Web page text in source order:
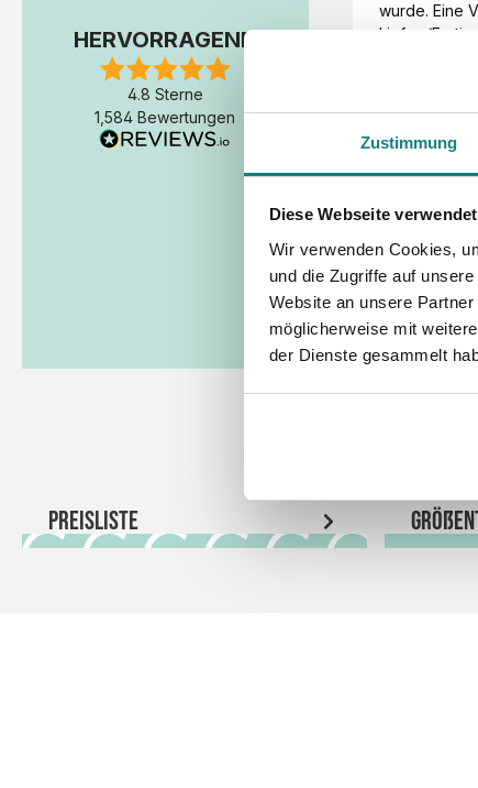
Zustimmung
Diese Webseite
Wir verwenden Cookies,
und die Zugriffe auf
Website an unsere
möglicherweise mit
der Dienste gesammelt
HERVORRAGEND
4.8 Sterne
1,584 Bewertungen
wurde. Eine
Liefer-/
Fertigstellung
Preisliste